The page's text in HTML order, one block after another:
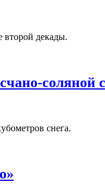
второй декады.
соляной
снега.